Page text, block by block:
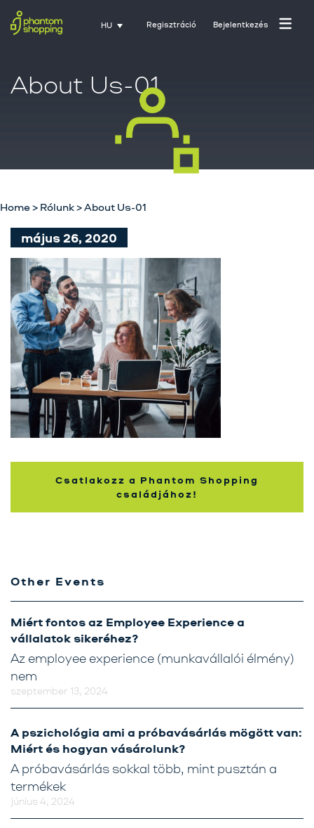
HU Regisztráció Bejelentkezés
Rólunk
Üzletágak
Szolgáltatásaink
Karrier
Kapcsolat
Tréning
Próbavásárlóknak
Blog
About Us-01
Home> Rólunk>About Us-01
május 26, 2020
Csatlakozz a Phantom Shopping
családjához!
Other Events
Miért fontos az Employee Experience a
vállalatok sikeréhez?
szeptember 13, 2024
Az employee experience (munkavállalói élmény)
nem
A pszichológia ami a próbavásárlás mögött van:
Miért és hogyan vásárolunk?
június 4, 2024
A próbavásárlás sokkal több, mint pusztán a
termékek